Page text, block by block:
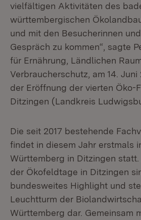
vielfältigen Aktivitäten des
württembergischen
und mit den Besucherinnen
Gespräch zu kommen“, sagte
für Ernährung, Ländlichen
Verbraucherschutz, am 14.
der Eröffnung der vierten Öko-
Ditzingen (Landkreis
Die seit 2017 bestehende
findet in diesem Jahr erstmals
Württemberg in Ditzingen statt.
der Ökofeldtage in Ditzingen
bundesweites Highlight und
Leuchtturm der
Württemberg dar. Gemeinsam